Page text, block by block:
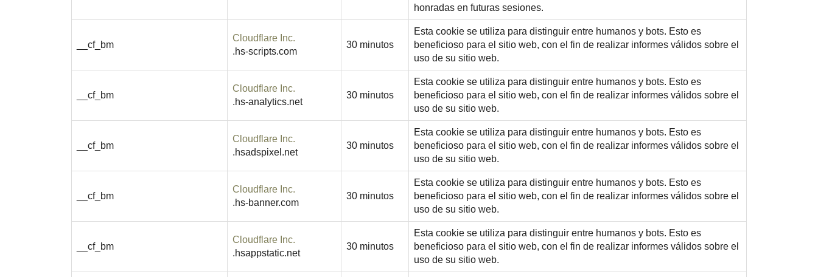
honradas en futuras sesiones.
__cf_bm
Cloudflare Inc.
.hs-scripts.com
30 minutos
Esta cookie se utiliza para distinguir entre humanos y bots. Esto es
beneficioso para el sitio web, con el fin de realizar informes válidos sobre el
uso de su sitio web.
__cf_bm
Cloudflare Inc.
.hs-analytics.net
30 minutos
Esta cookie se utiliza para distinguir entre humanos y bots. Esto es
beneficioso para el sitio web, con el fin de realizar informes válidos sobre el
uso de su sitio web.
__cf_bm
Cloudflare Inc.
.hsadspixel.net
30 minutos
Esta cookie se utiliza para distinguir entre humanos y bots. Esto es
beneficioso para el sitio web, con el fin de realizar informes válidos sobre el
uso de su sitio web.
__cf_bm
Cloudflare Inc.
.hs-banner.com
30 minutos
Esta cookie se utiliza para distinguir entre humanos y bots. Esto es
beneficioso para el sitio web, con el fin de realizar informes válidos sobre el
uso de su sitio web.
__cf_bm
Cloudflare Inc.
.hsappstatic.net
30 minutos
Esta cookie se utiliza para distinguir entre humanos y bots. Esto es
beneficioso para el sitio web, con el fin de realizar informes válidos sobre el
uso de su sitio web.